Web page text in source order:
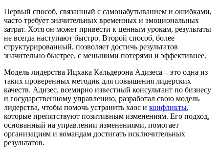
Первый способ, связанный с самонабутыванием и ошибками,
часто требует значительных временных и эмоциональных
затрат. Хотя он может привести к ценным урокам, результаты
не всегда наступают быстро. Второй способ, более
структурированный, позволяет достичь результатов
значительно быстрее, с меньшими потерями и эффективнее.
Модель лидерства Ицхака Кальдерона Адизеса – это одна из
таких проверенных методик для повышения лидерских
качеств. Адизес, всемирно известный консультант по бизнесу
и государственному управлению, разработал свою модель
лидерства, чтобы помочь устранить хаос и конфликты,
которые препятствуют позитивным изменениям. Его подход,
основанный на управлении изменениями, помогает
организациям и командам достигать исключительных
результатов.